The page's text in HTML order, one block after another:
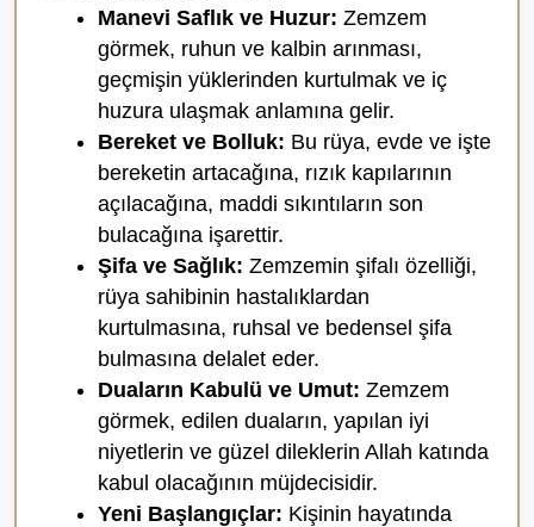
Manevi Saflık ve Huzur: Zemzem
görmek, ruhun ve kalbin arınması,
geçmişin yüklerinden kurtulmak ve iç
huzura ulaşmak anlamına gelir.
Bereket ve Bolluk: Bu rüya, evde ve işte
bereketin artacağına, rızık kapılarının
açılacağına, maddi sıkıntıların son
bulacağına işarettir.
Şifa ve Sağlık: Zemzemin şifalı özelliği,
rüya sahibinin hastalıklardan
kurtulmasına, ruhsal ve bedensel şifa
bulmasına delalet eder.
Duaların Kabulü ve Umut: Zemzem
görmek, edilen duaların, yapılan iyi
niyetlerin ve güzel dileklerin Allah katında
kabul olacağının müjdecisidir.
Yeni Başlangıçlar: Kişinin hayatında